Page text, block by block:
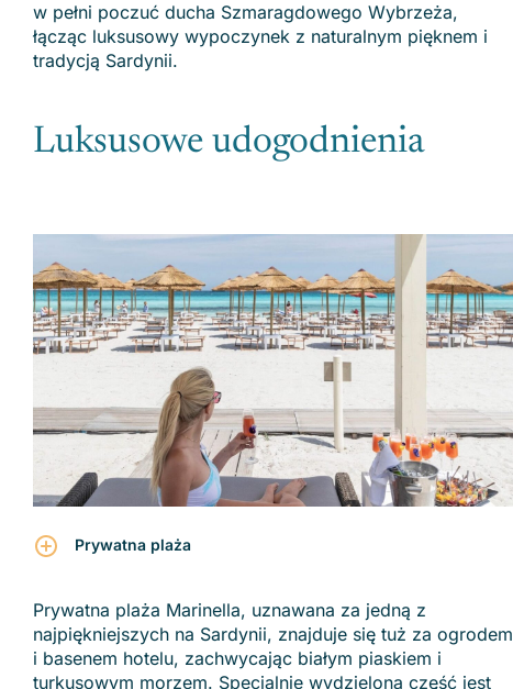
w pełni poczuć ducha Szmaragdowego Wybrzeża,
łącząc luksusowy wypoczynek z naturalnym pięknem i
tradycją Sardynii.
Luksusowe udogodnienia
Prywatna plaża
Prywatna plaża Marinella, uznawana za jedną z
najpiękniejszych na Sardynii, znajduje się tuż za ogrodem
i basenem hotelu, zachwycając białym piaskiem i
turkusowym morzem. Specjalnie wydzielona część jest